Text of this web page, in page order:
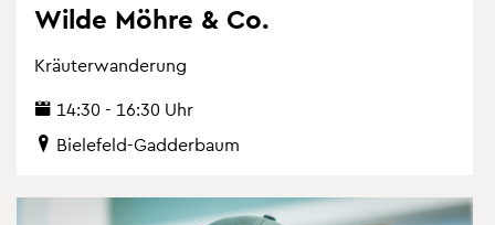
Wilde Möhre & Co.
Kräu­ter­wan­de­rung
14:30 - 16:30 Uhr
Bie­le­feld-Gad­der­baum